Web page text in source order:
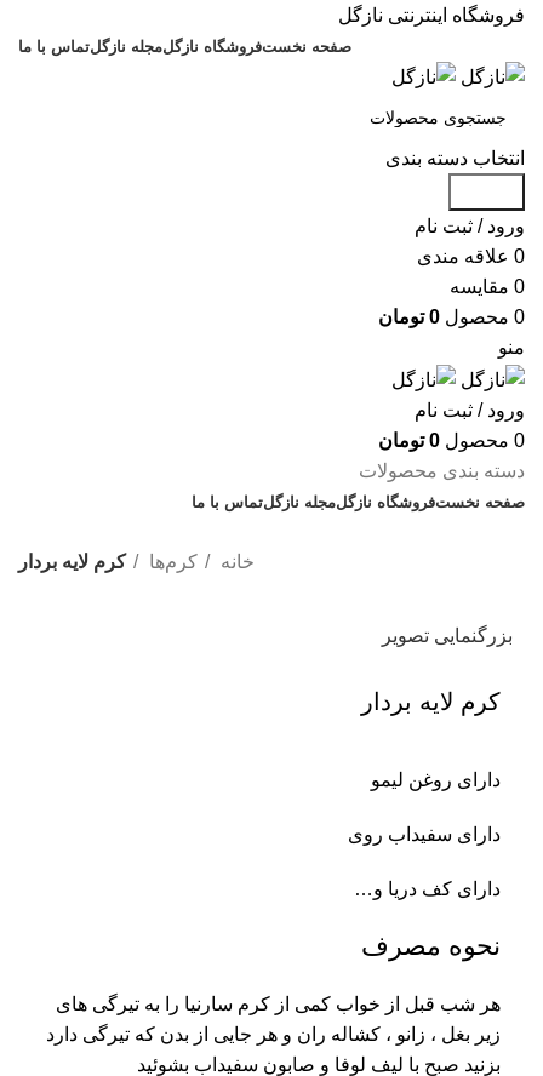
فروشگاه اینترنتی نازگل
صفحه نخستفروشگاه نازگلمجله نازگلتماس با ما
انتخاب دسته بندی
ورود / ثبت نام
0 علاقه مندی
0 مقایسه
0 محصول 0 تومان
منو
ورود / ثبت نام
0 محصول 0 تومان
دسته بندی محصولات
صفحه نخستفروشگاه نازگلمجله نازگلتماس با ما
خانه کرم‌ها کرم لایه بردار
بزرگنمایی تصویر
کرم لایه بردار
دارای روغن لیمو
دارای سفیداب روی
دارای کف دریا و…
نحوه مصرف
هر شب قبل از خواب کمی از کرم سارنیا را به تیرگی های
زیر بغل ، زانو ، کشاله ران و هر جایی از بدن که تیرگی دارد
بزنید صبح با لیف لوفا و صابون سفیداب بشوئید